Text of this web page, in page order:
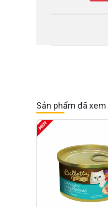
Sản phẩm đã xem